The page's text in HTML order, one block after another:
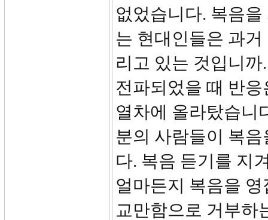
없었습니다. 복음
는 현대인들은 과
리고 있는 것입니
전파되었을 때 반
열차에 올라탔습니
분의 사람들이 복
다. 복음 듣기를 지
얼마든지 복음을
교만함으로 거부하